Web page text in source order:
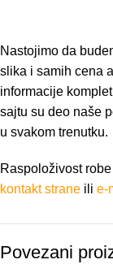
Nastojimo da
slika i samih cena
informacije
sajtu su deo naše
u svakom trenutku.
Raspoloživost
kontakt strane ili e-
Povezani